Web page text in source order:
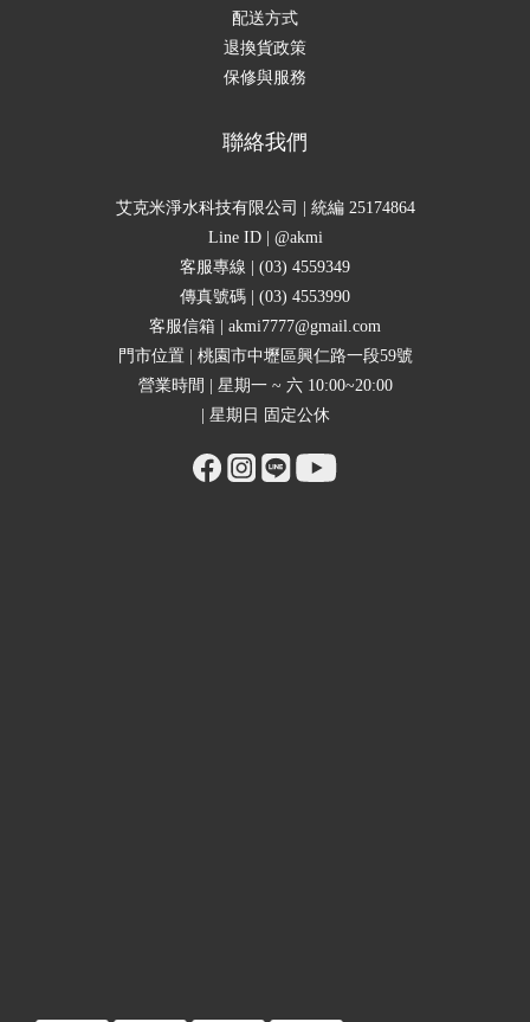
配送方式
退換貨政策
保修與服務
聯絡我們
艾克米淨水科技有限公司 | 統編 25174864
Line ID | @akmi
客服專線 | (03) 4559349
傳真號碼 | (03) 4553990
客服信箱 | akmi7777@gmail.com
門市位置 | 桃園市中壢區興仁路一段59號
營業時間 | 星期一 ~ 六 10:00~20:00
| 星期日 固定公休